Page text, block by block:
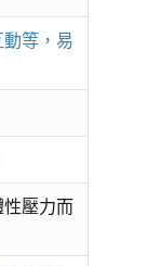
等，易
壓力而